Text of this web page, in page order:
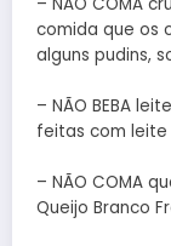
– NÃO COMA
comida que os
alguns pudins,
– NÃO BEBA
feitas com leite
– NÃO COMA
Queijo Branco